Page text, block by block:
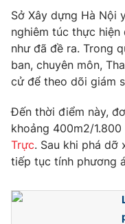
Góc doanh nghiệp
Truyền hình
Phim VTV
Hậu trường
Khán giả
Giải sao mai
Giải trí
Điện ảnh
Âm nhạc
Sao
Đời sống
Du lịch
Làm đẹp
Chất lượng cuộc sống
Giáo dục
Tuyển sinh
Công nghệ
Hitech Công nghệ
Giao lưu trực tuyến
Sở Xây dựng Hà Nội
nghiêm túc thực
như đã đề ra. Trong
ban, chuyên môn,
cử để theo dõi giám
Đến thời điểm này,
khoảng 400m2/
Trực. Sau khi phá dỡ
tiếp tục tính phương